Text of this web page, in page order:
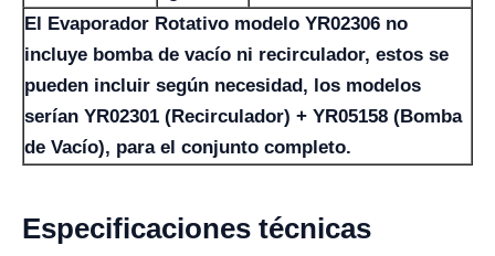
El Evaporador Rotativo modelo YR02306 no
incluye bomba de vacío ni recirculador, estos se
pueden incluir según necesidad, los modelos
serían YR02301 (Recirculador) + YR05158 (Bomba
de Vacío), para el conjunto completo.
Especificaciones técnicas